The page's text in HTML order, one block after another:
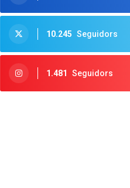
10.245 Seguidors
1.481 Seguidors